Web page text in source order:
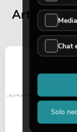
Articoli
Chat
Solo